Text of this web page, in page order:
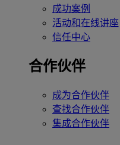
成功案例
活动和在线讲座
信任中心
合作伙伴
成为合作伙伴
查找合作伙伴
集成合作伙伴